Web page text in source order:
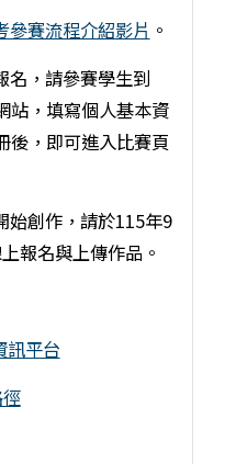
參賽流程介紹影片 。
，請參賽學生到
站，填寫個人基本資
後，即可進入比賽頁
創作，請於115年9
報名與上傳作品。
訊平台